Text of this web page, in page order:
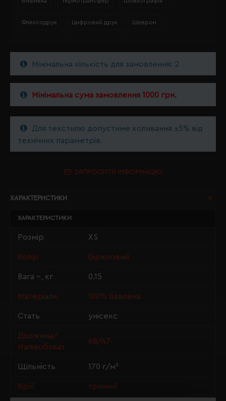
Флексодрук Цифровий друк Шеврон
Мінімальна кількість для замовлення: 2
Мінімальна сума замовлення 1000 грн.
Для текстилю допустиме коливання ±5% від
технічних параметрів.
ЗАПРОСИТИ ІНФОРМАЦІЮ
ХАРАКТЕРИСТИКИ
ХАРАКТЕРИСТИКИ
Розмір XS
Колір бірюзовий
Вага ~, кг 0.15
Матеріали 100% бавовна
Стать унісекс
Довжина/
Напівобхват
68/47
Щільність 170 г/м²
Крій прямий